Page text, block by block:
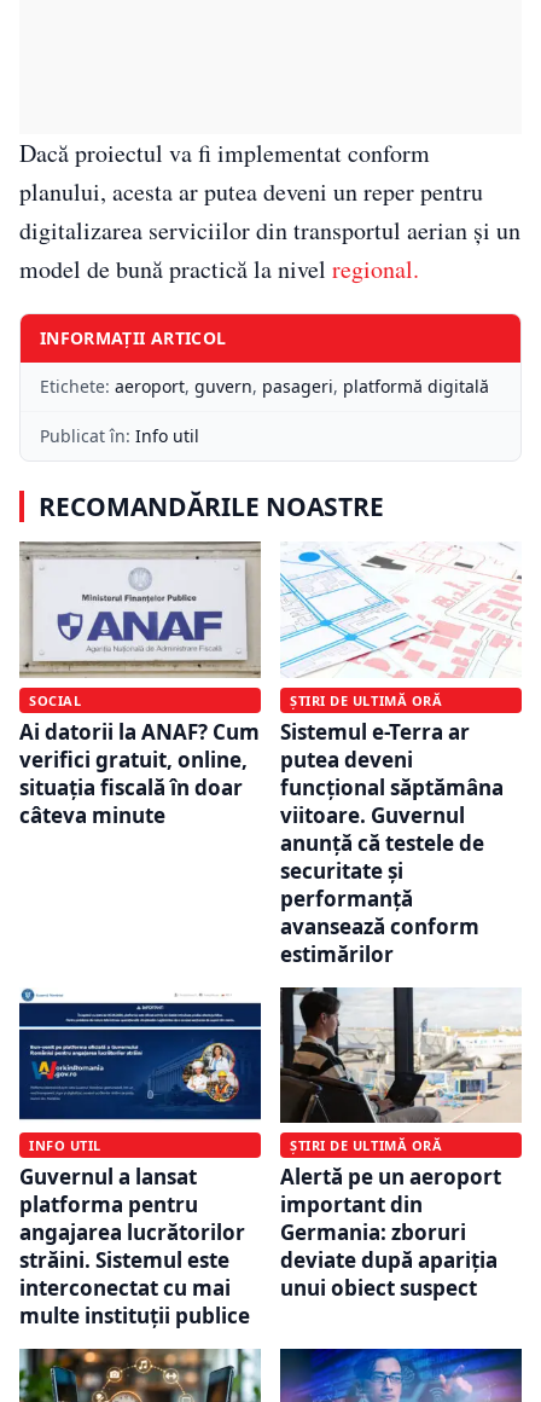
Dacă proiectul va fi implementat conform
planului, acesta ar putea deveni un reper pentru
digitalizarea serviciilor din transportul aerian și un
model de bună practică la nivel regional.
INFORMAȚII ARTICOL
Etichete: aeroport, guvern, pasageri, platformă digitală
Publicat în: Info util
RECOMANDĂRILE NOASTRE
SOCIAL
Ai datorii la ANAF? Cum
verifici gratuit, online,
situația fiscală în doar
câteva minute
ȘTIRI DE ULTIMĂ ORĂ
Sistemul e-Terra ar
putea deveni
funcțional săptămâna
viitoare. Guvernul
anunță că testele de
securitate și
performanță
avansează conform
estimărilor
INFO UTIL
Guvernul a lansat
platforma pentru
angajarea lucrătorilor
străini. Sistemul este
interconectat cu mai
multe instituții publice
ȘTIRI DE ULTIMĂ ORĂ
Alertă pe un aeroport
important din
Germania: zboruri
deviate după apariția
unui obiect suspect